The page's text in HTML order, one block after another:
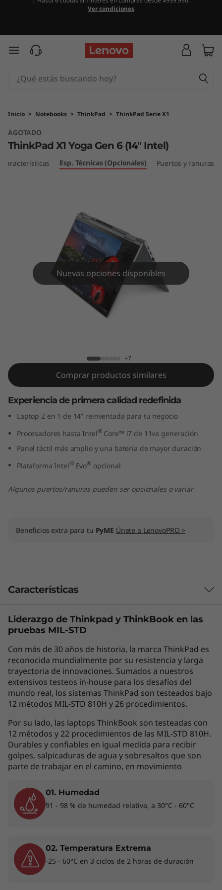
h
P
a
d
6
1
4
Ver condiciones
Ir al contenido principal
Inicio > Notebooks > ThinkPad > ThinkPad Serie X1
AGOTADO
ThinkPad X1 Yoga Gen 6 (14" Intel)
Características Esp. Técnicas (Opcionales) Puertos y ranuras
Nuevas opciones disponibles
+7
Comprar productos similares
Experiencia de primera calidad redefinida
Laptop 2 en 1 de 14” reinventada para tu negocio
Procesadores hasta Intel® Core™ i7 de 11va generación
Panel táctil más amplio y una batería de mayor duración
Plataforma Intel® Evo® opcional
Algunos puertos/ranuras pueden ser opcionales o variar
Beneficios extra para tu PyME Únete a LenovoPRO >
Características
Los accesorios exhibidos no están incluidos
Las características de cada producto pueden
variar según el país de adquisición del mismo,
por lo que la siguiente descripción no debe ser
interpretada como un compromiso
contractual. Te invitamos a revisar las
características específicas para cada producto
antes de realizar la compra online en la sección
'Ver Modelos' de esta misma página, o con un
asesor de ventas si es en una tienda física.
Rendimiento de gran potencia
Con la plataforma Intel
una potente combinación de rendimiento,
capacidad de respuesta, autonomía de la
batería y elementos visuales impactantes.
Puedes contar con una experiencia
Liderazgo de Thinkpad y ThinkBook en las
pruebas MIL-STD
Con más de 30 años de historia, la marca ThinkPad es
reconocida mundialmente por su resistencia y larga
trayectoria de innovaciones. Sumados a nuestros
extensivos testeos in-house para los desafíos del
mundo real, los sistemas ThinkPad son testeados bajo
12 métodos MIL-STD 810H y 26 procedimientos.
Por su lado, las laptops ThinkBook son testeadas con
12 métodos y 22 procedimientos de las MIL-STD 810H.
Durables y confiables en igual medida para recibir
golpes, salpicaduras de agua y sobresaltos que son
parte de trabajar en el camino, en movimiento
01. Humedad
91 - 98 % de humedad relativa, a 30°C - 60°C
02. Temperatura Extrema
-25 - 60°C en 3 ciclos de 2 horas de duración